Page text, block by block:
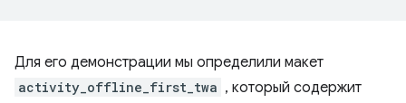
Для его демонстрации мы определили макет
activity_offline_first_twa , который содержит